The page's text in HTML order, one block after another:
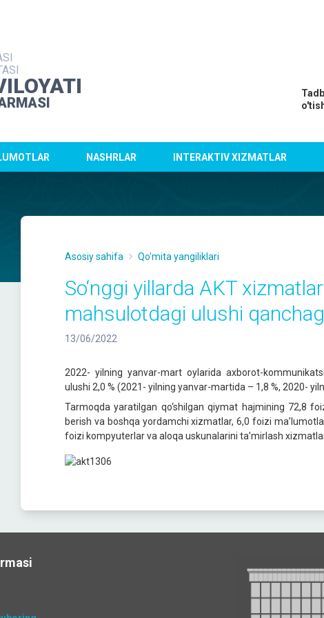
NASHRLAR INTERAKTIV XIZMATLAR
Asosiy sahifa Qo'mita yangiliklari
So‘nggi yillarda AKT
mahsulotdagi ulushi
13/06/2022
2022- yilning yanvar-mart oylarida axborot-
ulushi 2,0 % (2021- yilning yanvar-martida – 1,8 %, 2020-
Tarmoqda yaratilgan qo‘shilgan qiymat hajmining 72,8
berish va boshqa yordamchi xizmatlar, 6,0 foizi
foizi kompyuterlar va aloqa uskunalarini ta’mirlash